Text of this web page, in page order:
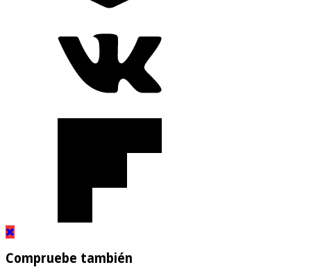
Compruebe también